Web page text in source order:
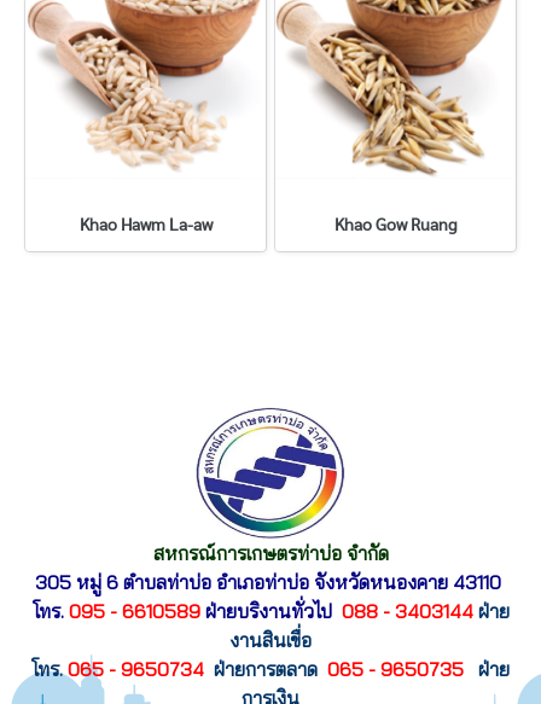
Khao Hawm La-aw Khao Gow Ruang
สหกรณ์การเกษตรท่าบ่อ จำกัด
305 หมู่ 6 ตำบลท่าบ่อ อำเภอท่าบ่อ จังหวัดหนองคาย 43110
โทร. 095 - 6610589 ฝ่ายบริงานทั่วไป 088 - 3403144 ฝ่าย
งานสินเขื่อ
โทร.065 - 9650734 ฝ่ายการตลาด 065 - 9650735 ฝ่าย
การเงิน